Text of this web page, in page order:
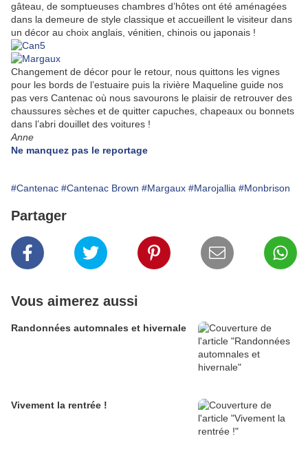
gâteau, de somptueuses chambres d’hôtes ont été aménagées
dans la demeure de style classique et accueillent le visiteur dans
un décor au choix anglais, vénitien, chinois ou japonais !
Changement de décor pour le retour, nous quittons les vignes
pour les bords de l’estuaire puis la rivière Maqueline guide nos
pas vers Cantenac où nous savourons le plaisir de retrouver des
chaussures sèches et de quitter capuches, chapeaux ou bonnets
dans l’abri douillet des voitures !
Anne
Ne manquez pas le reportage
#Cantenac #Cantenac Brown #Margaux #Marojallia #Monbrison
Partager
Vous aimerez aussi
Randonnées automnales et hivernale
Vivement la rentrée !